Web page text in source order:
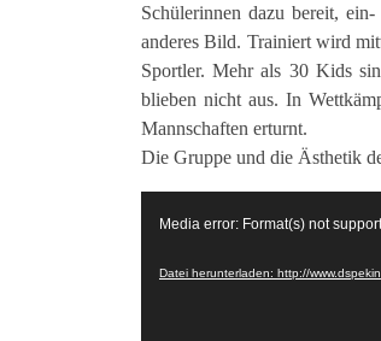
Schülerinnen dazu bereit,
anderes Bild. Trainiert wird
Sportler. Mehr als 30 Kids
blieben nicht aus. In
Mannschaften erturnt.
Die Gruppe und die Ästhetik
Player
Media error: Format(s) not
Datei herunterladen: http://